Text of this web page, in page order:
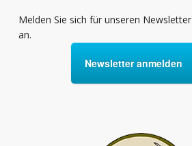
Melden Sie sich für unseren Newsletter
an.
Newsletter anmelden